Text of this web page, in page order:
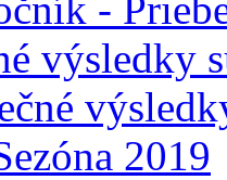
výsledky
2019